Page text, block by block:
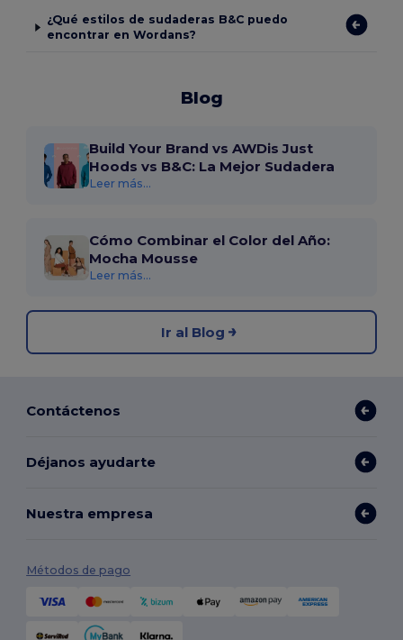
¿Qué estilos de sudaderas B&C puedo
encontrar en Wordans?
Blog
Build Your Brand vs AWDis Just
Hoods vs B&C: La Mejor Sudadera
Leer más...
Cómo Combinar el Color del Año:
Mocha Mousse
Leer más...
Ir al Blog
Contáctenos
Déjanos ayudarte
Nuestra empresa
Métodos de pago